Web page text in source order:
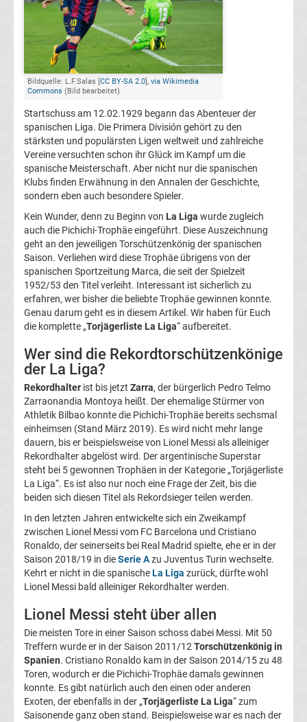
kostenlos
La
Liga
Meister
Torjägerliste
Liga
Liga
Ergebnisse
Liga
Tabelle
Top-
Aktuell
Bundesliga
Tabelle
Ergebnisse
2.
Liga
Bildquelle: L.F.Salas [CC BY-SA 2.0], via Wikimedia
Commons (Bild bearbeitet)
Startschuss am 12.02.1929 begann das Abenteuer der
spanischen Liga. Die Primera División gehört zu den
stärksten und populärsten Ligen weltweit und zahlreiche
Vereine versuchten schon ihr Glück im Kampf um die
spanische Meisterschaft. Aber nicht nur die spanischen
Klubs finden Erwähnung in den Annalen der Geschichte,
sondern eben auch besondere Spieler.
Kein Wunder, denn zu Beginn von La Liga wurde zugleich
auch die Pichichi-Trophäe eingeführt. Diese Auszeichnung
geht an den jeweiligen Torschützenkönig der spanischen
Saison. Verliehen wird diese Trophäe übrigens von der
spanischen Sportzeitung Marca, die seit der Spielzeit
1952/53 den Titel verleiht. Interessant ist sicherlich zu
erfahren, wer bisher die beliebte Trophäe gewinnen konnte.
Genau darum geht es in diesem Artikel. Wir haben für Euch
die komplette „Torjägerliste La Liga“ aufbereitet.
Wer sind die Rekordtorschützenkönige
der La Liga?
Rekordhalter ist bis jetzt Zarra, der bürgerlich Pedro Telmo
Zarraonandia Montoya heißt. Der ehemalige Stürmer von
Athletik Bilbao konnte die Pichichi-Trophäe bereits sechsmal
einheimsen (Stand März 2019). Es wird nicht mehr lange
dauern, bis er beispielsweise von Lionel Messi als alleiniger
Rekordhalter abgelöst wird. Der argentinische Superstar
steht bei 5 gewonnen Trophäen in der Kategorie „Torjägerliste
La Liga“. Es ist also nur noch eine Frage der Zeit, bis die
beiden sich diesen Titel als Rekordsieger teilen werden.
In den letzten Jahren entwickelte sich ein Zweikampf
zwischen Lionel Messi vom FC Barcelona und Cristiano
Ronaldo, der seinerseits bei Real Madrid spielte, ehe er in der
Saison 2018/19 in dieSerie Azu Juventus Turin wechselte.
Kehrt er nicht in die spanischeLa Liga zurück, dürfte wohl
Lionel Messi bald alleiniger Rekordhalter werden.
Lionel Messi steht über allen
Die meisten Tore in einer Saison schoss dabei Messi. Mit 50
Treffern wurde er in der Saison 2011/12 Torschützenkönig in
Spanien. Cristiano Ronaldo kam in der Saison 2014/15 zu 48
Toren, wodurch er die Pichichi-Trophäe damals gewinnen
konnte. Es gibt natürlich auch den einen oder anderen
Exoten, der ebenfalls in der „Torjägerliste La Liga“ zum
Saisonende ganz oben stand. Beispielsweise war es nach der